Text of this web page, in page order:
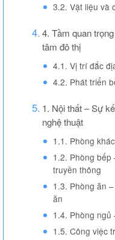
Kinh nghiệm làm nhà
Liên hệ
3.2. Vật liệu và
4. Tầm quan
tâm đô thị
4.1. Vị trí đắc
4.2. Phát triển
1. Nội thất – Sự
nghệ thuật
1.1. Phòng
1.2. Phòng
truyền thông
1.3. Phòng ăn
ăn
1.4. Phòng ngủ
1.5. Công việc